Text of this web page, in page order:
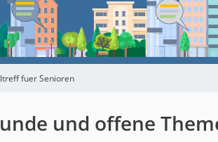
fuer Senioren
und offene